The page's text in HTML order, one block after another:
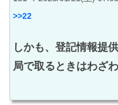
>>22
しかも、登記情報提
局で取るときはわざ